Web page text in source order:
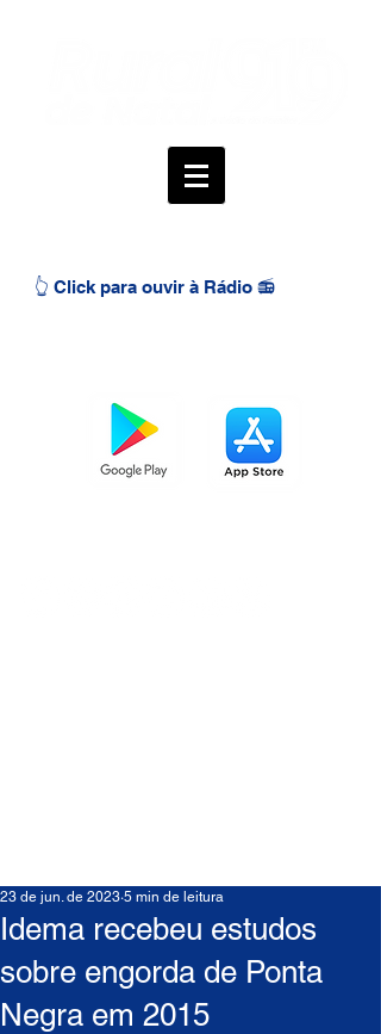
👆 Click para ouvir à Rádio 📻
Idema recebeu estudos
sobre engorda de Ponta
Negra em 2015
23 de jun. de 2023 5 min de leitura